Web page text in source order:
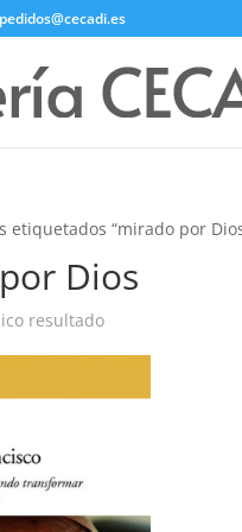
pedidos@cecadi.es
etiquetados “mirado por
Dios
resultado